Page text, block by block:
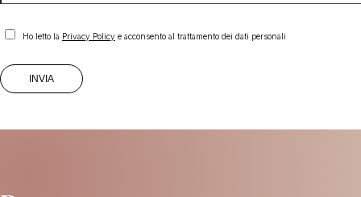
Ho letto la Privacy Policy e acconsento al trattamento dei dati personali